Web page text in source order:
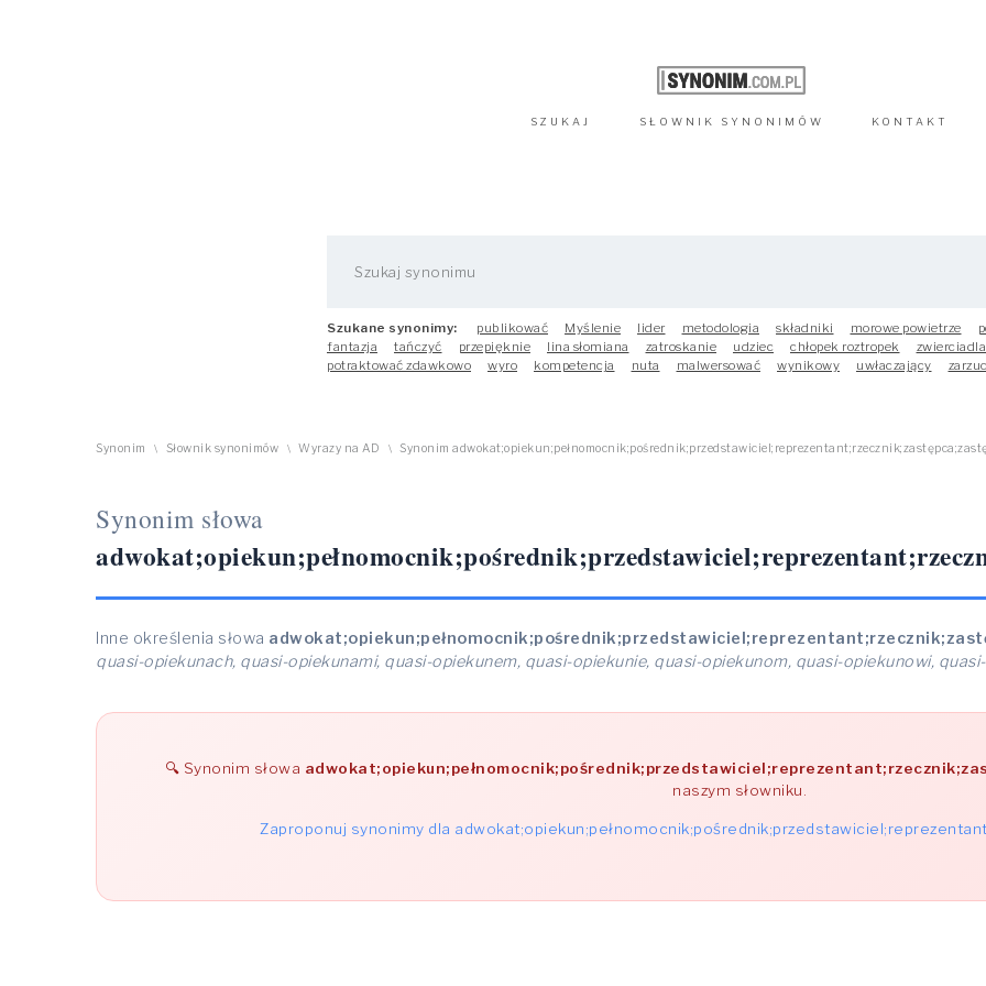
SZUKAJ SŁOWNIK SYNONIMÓW KONTAKT
Szukane synonimy: publikować Myślenie lider metodologia składniki morowe powietrze
fantazja
tańczyć przepięknie lina słomiana zatroskanie udziec chłopek roztropek
potraktować zdawkowo
wyro kompetencja nuta malwersować wynikowy uwłaczający
Synonim \ Słownik synonimów \ Wyrazy na AD \ Synonim
Synonim słowa
Inne określenia słowa
quasi-opiekunach, quasi-opiekunami, quasi-opiekunem, quasi-opiekunie, quasi-opiekunom, quasi-opiekunowi,
Synonim słowa
naszym słowniku.
Zaproponuj synonimy dla